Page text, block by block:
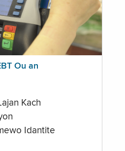
Ou an
Kach
Idantite